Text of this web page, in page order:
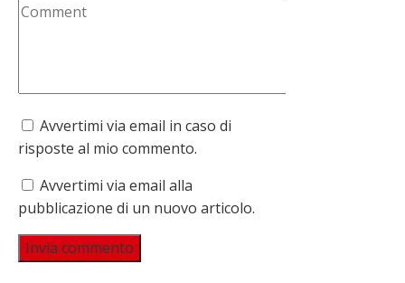
Avvertimi via email in caso di
risposte al mio commento.
Avvertimi via email alla
pubblicazione di un nuovo articolo.